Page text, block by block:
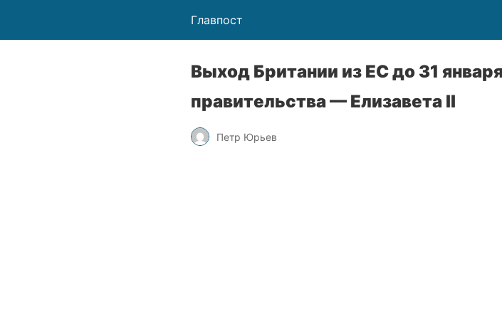
Главпост
Выход Британии из ЕС до 31
правительства — Елизавета II
Петр Юрьев